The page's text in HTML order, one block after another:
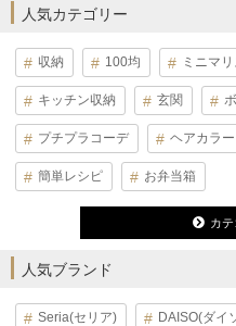
人気カテゴリー
収納 100均 ミニマリ
キッチン収納 玄関
プチプラコーデ ヘアカラー
簡単レシピ お弁当箱
カ
人気ブランド
Seria(セリア) DAISO(ダイ